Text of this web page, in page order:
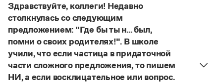
Словари русского языка как государственного
Справочники
Правила русской орфографии и пунктуации
Русский язык. Краткий теоретический курс
Управление в русском языке
Словарь методических терминов
Правила русской орфографии и пунктуации
Здравствуйте, коллеги! Недавно
столкнулась со следующим
предложением: "Где бы ты н... был,
помни о своих родителях!". В школе
учили, что если частица в придаточной
части сложного предложения, то пишем
НИ, а если восклицательное или вопрос.